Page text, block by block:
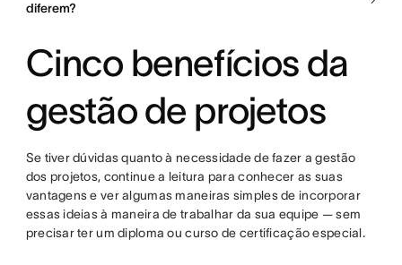
diferem?
Cinco benefícios da
gestão de projetos
Se tiver dúvidas quanto à necessidade de fazer a gestão
dos projetos, continue a leitura para conhecer as suas
vantagens e ver algumas maneiras simples de incorporar
essas ideias à maneira de trabalhar da sua equipe — sem
precisar ter um diploma ou curso de certificação especial.